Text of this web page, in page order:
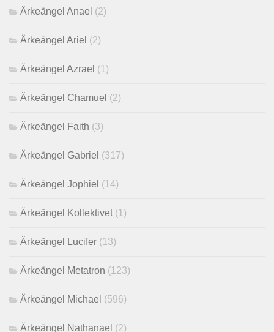
Ärkeängel Anael (2)
Ärkeängel Ariel (2)
Ärkeängel Azrael (1)
Ärkeängel Chamuel (2)
Ärkeängel Faith (3)
Ärkeängel Gabriel (317)
Ärkeängel Jophiel (14)
Ärkeängel Kollektivet (1)
Ärkeängel Lucifer (13)
Ärkeängel Metatron (123)
Ärkeängel Michael (596)
Ärkeängel Nathanael (2)